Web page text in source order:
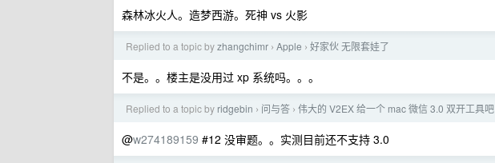
森林冰火人。造梦西游。死神 vs 火影
Replied to a topic byzhangchimr › Apple › 好家伙 无限套娃了
不是。。楼主是没用过 xp 系统吗。。。
Replied to a topic by ridgebin › 问与答 › 伟大的 V2EX 给一个 mac 微信 3.0 双开工具吧
@w274189159 #12 没审题。。实测目前还不支持 3.0